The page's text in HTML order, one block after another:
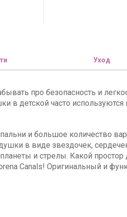
Уход
про безопасность и
детской часто
и большое количество
в виде звездочек,
и стрелы. Какой простор
Canals! Оригинальный и